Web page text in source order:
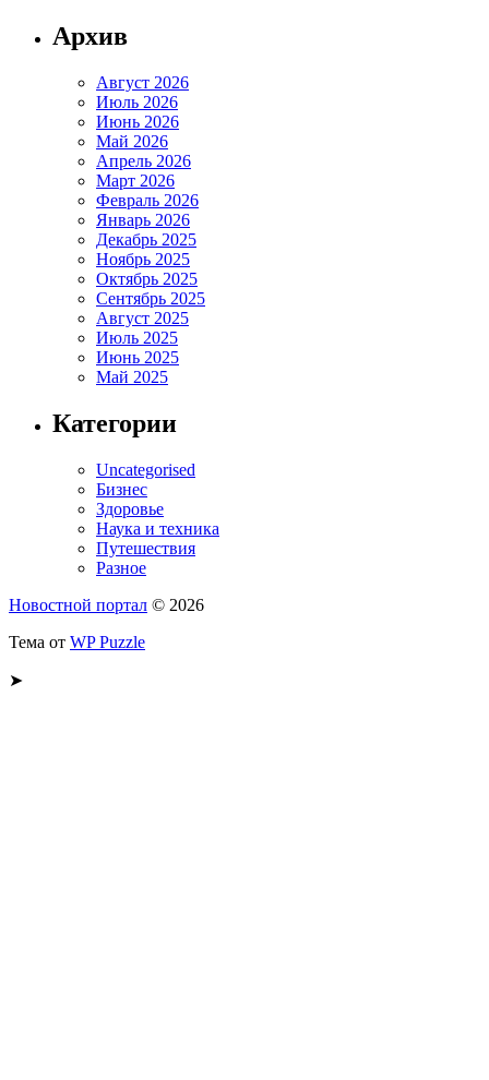
Архив
Август 2026
Июль 2026
Июнь 2026
Май 2026
Апрель 2026
Март 2026
Февраль 2026
Январь 2026
Декабрь 2025
Ноябрь 2025
Октябрь 2025
Сентябрь 2025
Август 2025
Июль 2025
Июнь 2025
Май 2025
Категории
Uncategorised
Бизнес
Здоровье
Наука и техника
Путешествия
Разное
Новостной портал © 2026
Тема от WP Puzzle
➤